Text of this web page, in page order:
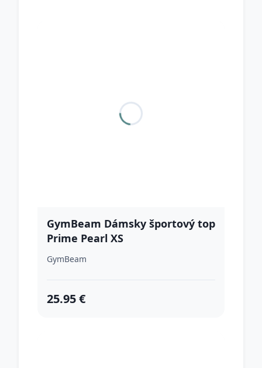
GymBeam Dámsky športový top
Prime Pearl XS
GymBeam
25.95 €